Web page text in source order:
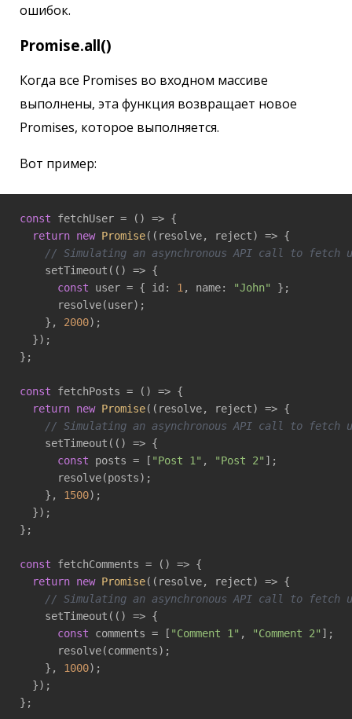
ошибок.
Promise.all()
Когда все Promises во входном массиве
выполнены, эта функция возвращает новое
Promises, которое выполняется.
Вот пример:
const fetchUser = () => {
return new Promise( ( resolve, reject) => {
// Simulating an asynchronous API call to fetch
    setTimeout(
() => {
const user = { id: 1, name: "John"
};
      resolve(user);
    },
2000);
  });
};
const fetchPosts = () => {
return new Promise( ( resolve, reject) => {
// Simulating an asynchronous API call to fetch
    setTimeout(
() => {
const posts = [ "Post 1" , "Post 2" ];
      resolve(posts);
    },
1500);
  });
};
const fetchComments = () => {
return new Promise( ( resolve, reject) => {
// Simulating an asynchronous API call to fetch
    setTimeout(
() => {
const comments = [ "Comment 1" , "Comment 2" ];
      resolve(comments);
    },
1000);
  });
};